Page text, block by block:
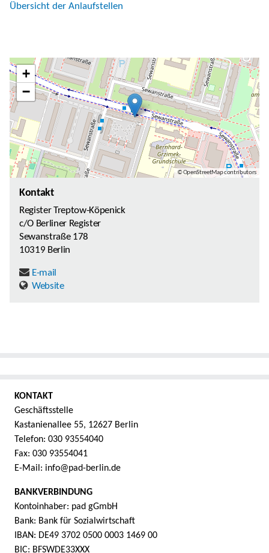
Übersicht der Anlaufstellen
+
−
© OpenStreetMap contributors
Kontakt
Register Treptow-Köpenick
c/O Berliner Register
Sewanstraße 178
10319 Berlin
E-mail
Website
KONTAKT
Geschäftsstelle
Kastanienallee 55, 12627 Berlin
Telefon: 030 93554040
Fax: 030 93554041
E-Mail: info@pad-berlin.de
BANKVERBINDUNG
Kontoinhaber: pad gGmbH
Bank: Bank für Sozialwirtschaft
IBAN: DE49 3702 0500 0003 1469 00
BIC: BFSWDE33XXX